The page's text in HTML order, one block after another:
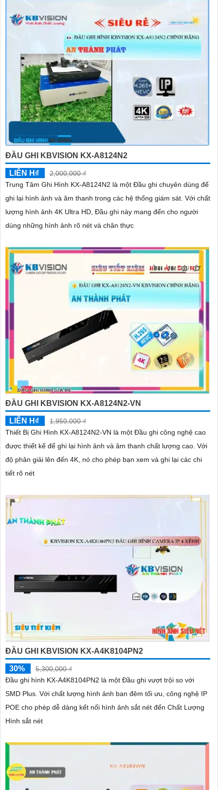
ĐẦU GHI KBVISION KX-A8124N2
LIÊN H₫
2,000,000 ₫
Trung Tâm Ghi Hình KX-A8124N2 là một Đầu ghi chuyên dùng để
ghi lại hình ảnh và âm thanh trong các hệ thống giám sát. Với chất
lượng hình ảnh 4K Ultra HD, Đầu ghi này mang đến cho người
dùng những hình ảnh rõ nét và chân thực
ĐẦU GHI KBVISION KX-A8124N2-VN
LIÊN H₫
1,950,000 ₫
Thiết Bị Ghi Hình KX-A8124N2-VN là một Đầu ghi công nghệ cao
được thiết kế để ghi lại hình ảnh và âm thanh chất lượng cao. Với
độ phân giải lên đến 4K, nó cho phép bạn xem và ghi lại các chi
tiết rõ nét
ĐẦU GHI KBVISION KX-A4K8104PN2
30%
5,300,000 ₫
Đầu ghi hình KX-A4K8104PN2 là một Đầu ghi vượt trội so với
SMD Plus. Với chất lượng hình ảnh ban đêm tối ưu, công nghệ IP
POE cho phép dễ dàng kết nối hình ảnh sắt nét đến Chất Lượng
Hình sắt nét